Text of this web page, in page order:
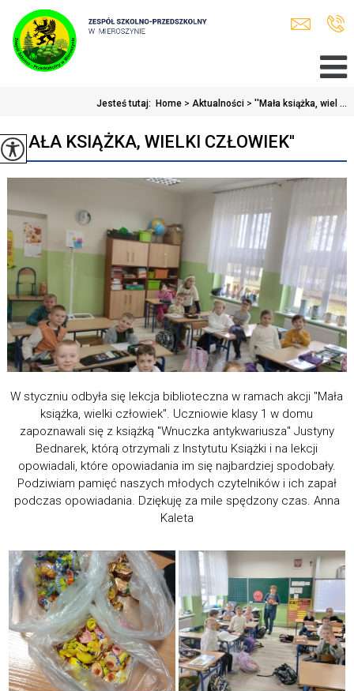
Jesteś tutaj: Home > Aktualności > ''Mała książka, wiel ...
''MAŁA KSIĄŻKA, WIELKI CZŁOWIEK''
W styczniu odbyła się lekcja biblioteczna w ramach akcji "Mała
książka, wielki człowiek". Uczniowie klasy 1 w domu
zapoznawali się z książką "Wnuczka antykwariusza" Justyny
Bednarek, którą otrzymali z Instytutu Książki i na lekcji
opowiadali, które opowiadania im się najbardziej spodobały.
Podziwiam pamięć naszych młodych czytelników i ich zapał
podczas opowiadania. Dziękuję za mile spędzony czas. Anna
Kaleta